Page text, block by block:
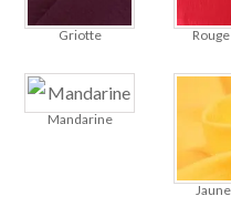
Griotte
Mandarine